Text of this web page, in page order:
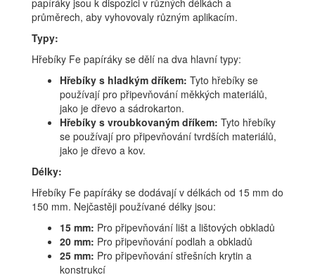
papíráky jsou k dispozici v různých délkách a
průměrech, aby vyhovovaly různým aplikacím.
Typy:
Hřebíky Fe papíráky se dělí na dva hlavní typy:
Hřebíky s hladkým dříkem: Tyto hřebíky se
používají pro připevňování měkkých materiálů,
jako je dřevo a sádrokarton.
Hřebíky s vroubkovaným dříkem: Tyto hřebíky
se používají pro připevňování tvrdších materiálů,
jako je dřevo a kov.
Délky:
Hřebíky Fe papíráky se dodávají v délkách od 15 mm do
150 mm. Nejčastěji používané délky jsou:
15 mm: Pro připevňování lišt a lištových obkladů
20 mm: Pro připevňování podlah a obkladů
25 mm: Pro připevňování střešních krytin a
konstrukcí